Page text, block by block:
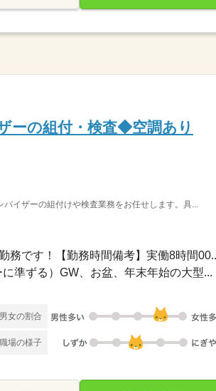
ーの組付・検査◆空調あり
イザーの組付けや検査業務をお任せします。具...
務です！【勤務時間備考】実働8時間
準ずる）GW、お盆、年末年始の大型...
男女の割合
職場の様子